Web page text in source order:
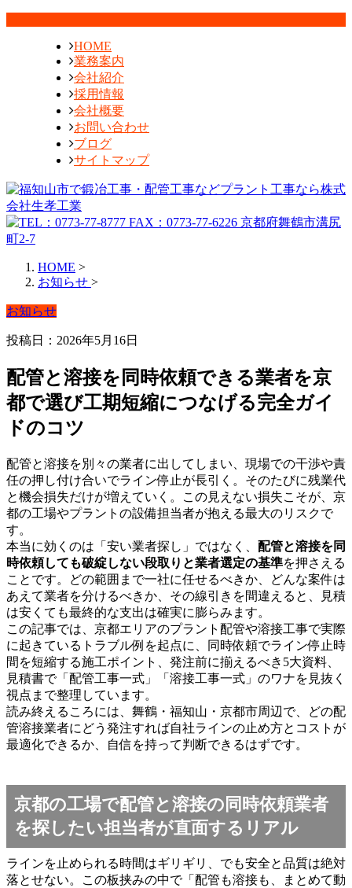
HOME
業務案内
会社紹介
採用情報
会社概要
お問い合わせ
ブログ
サイトマップ
HOME >
お知らせ >
お知らせ
投稿日：2026年5月16日
配管と溶接を同時依頼できる業者を京
都で選び工期短縮につなげる完全ガイ
ドのコツ
配管と溶接を別々の業者に出してしまい、現場での干渉や責
任の押し付け合いでライン停止が長引く。そのたびに残業代
と機会損失だけが増えていく。この見えない損失こそが、京
都の工場やプラントの設備担当者が抱える最大のリスクで
す。
本当に効くのは「安い業者探し」ではなく、 配管と溶接を同
時依頼しても破綻しない段取りと業者選定の基準を押さえる
ことです。どの範囲まで一社に任せるべきか、どんな案件は
あえて業者を分けるべきか、その線引きを間違えると、見積
は安くても最終的な支出は確実に膨らみます。
この記事では、京都エリアのプラント配管や溶接工事で実際
に起きているトラブル例を起点に、同時依頼でライン停止時
間を短縮する施工ポイント、発注前に揃えるべき5大資料、
見積書で「配管工事一式」「溶接工事一式」のワナを見抜く
視点まで整理しています。
読み終えるころには、舞鶴・福知山・京都市周辺で、どの配
管溶接業者にどう発注すれば自社ラインの止め方とコストが
最適化できるか、自信を持って判断できるはずです。
京都の工場で配管と溶接の同時依頼業者
を探したい担当者が直面するリアル
ラインを止められる時間はギリギリ、でも安全と品質は絶対
落とせない。この板挟みの中で「配管も溶接も、まとめて動